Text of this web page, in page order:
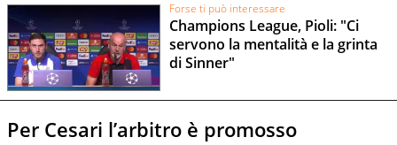
Forse ti può interessare
Champions League, Pioli: "Ci
servono la mentalità e la grinta
di Sinner"
Per Cesari l’arbitro è promosso